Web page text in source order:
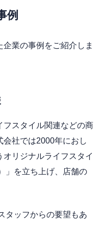
例
業の事例をご紹介しま
フスタイル関連などの商
社では2000年におし
リジナルライフスタイ
」を立ち上げ、店舗の
タッフからの要望もあ